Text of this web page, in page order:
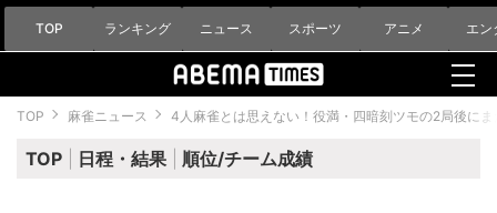
TOP ランキング ニュース スポーツ アニメ エン
TOP 麻雀ニュース 4人麻雀とは思えない！役満・四暗刻ツモの2局後に
TOP 日程・結果 順位/チーム成績